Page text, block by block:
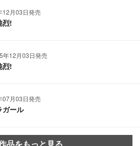
12月03日発売
烈!
年12月03日発売
烈!
07月03日発売
ガール
品をもっと見る